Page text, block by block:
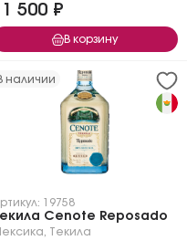
500 ₽
В корзину
наличии
19758
Cenote Reposado
Текила